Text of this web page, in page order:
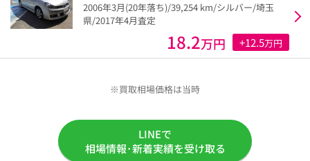
2006年3月(20年落ち)/39,254 km/シルバー/埼玉
県/2017年4月査定
18.2万円 +12.5万円
※買取相場価格は当時
LINEで
相場情報･新着実績を受け取る